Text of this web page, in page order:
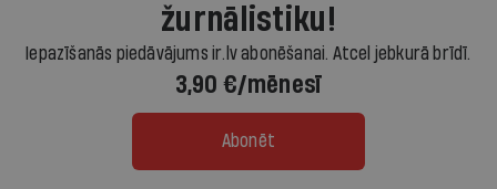
žurnālistiku!
Iepazīšanās piedāvājums ir.lv abonēšanai. Atcel jebkurā brīdī.
3,90 €/mēnesī
Abonēt